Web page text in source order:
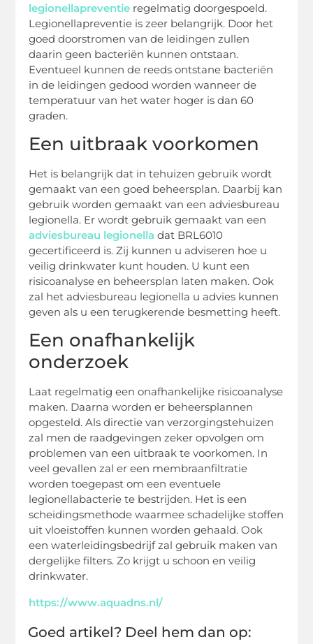
legionellapreventie regelmatig doorgespoeld.
Legionellapreventie is zeer belangrijk. Door het
goed doorstromen van de leidingen zullen
daarin geen bacteriën kunnen ontstaan.
Eventueel kunnen de reeds ontstane bacteriën
in de leidingen gedood worden wanneer de
temperatuur van het water hoger is dan 60
graden.
Een uitbraak voorkomen
Het is belangrijk dat in tehuizen gebruik wordt
gemaakt van een goed beheersplan. Daarbij kan
gebruik worden gemaakt van een adviesbureau
legionella. Er wordt gebruik gemaakt van een
adviesbureau legionella dat BRL6010
gecertificeerd is. Zij kunnen u adviseren hoe u
veilig drinkwater kunt houden. U kunt een
risicoanalyse en beheersplan laten maken. Ook
zal het adviesbureau legionella u advies kunnen
geven als u een terugkerende besmetting heeft.
Een onafhankelijk
onderzoek
Laat regelmatig een onafhankelijke risicoanalyse
maken. Daarna worden er beheersplannen
opgesteld. Als directie van verzorgingstehuizen
zal men de raadgevingen zeker opvolgen om
problemen van een uitbraak te voorkomen. In
veel gevallen zal er een membraanfiltratie
worden toegepast om een eventuele
legionellabacterie te bestrijden. Het is een
scheidingsmethode waarmee schadelijke stoffen
uit vloeistoffen kunnen worden gehaald. Ook
een waterleidingsbedrijf zal gebruik maken van
dergelijke filters. Zo krijgt u schoon en veilig
drinkwater.
https://www.aquadns.nl/
Goed artikel? Deel hem dan op: